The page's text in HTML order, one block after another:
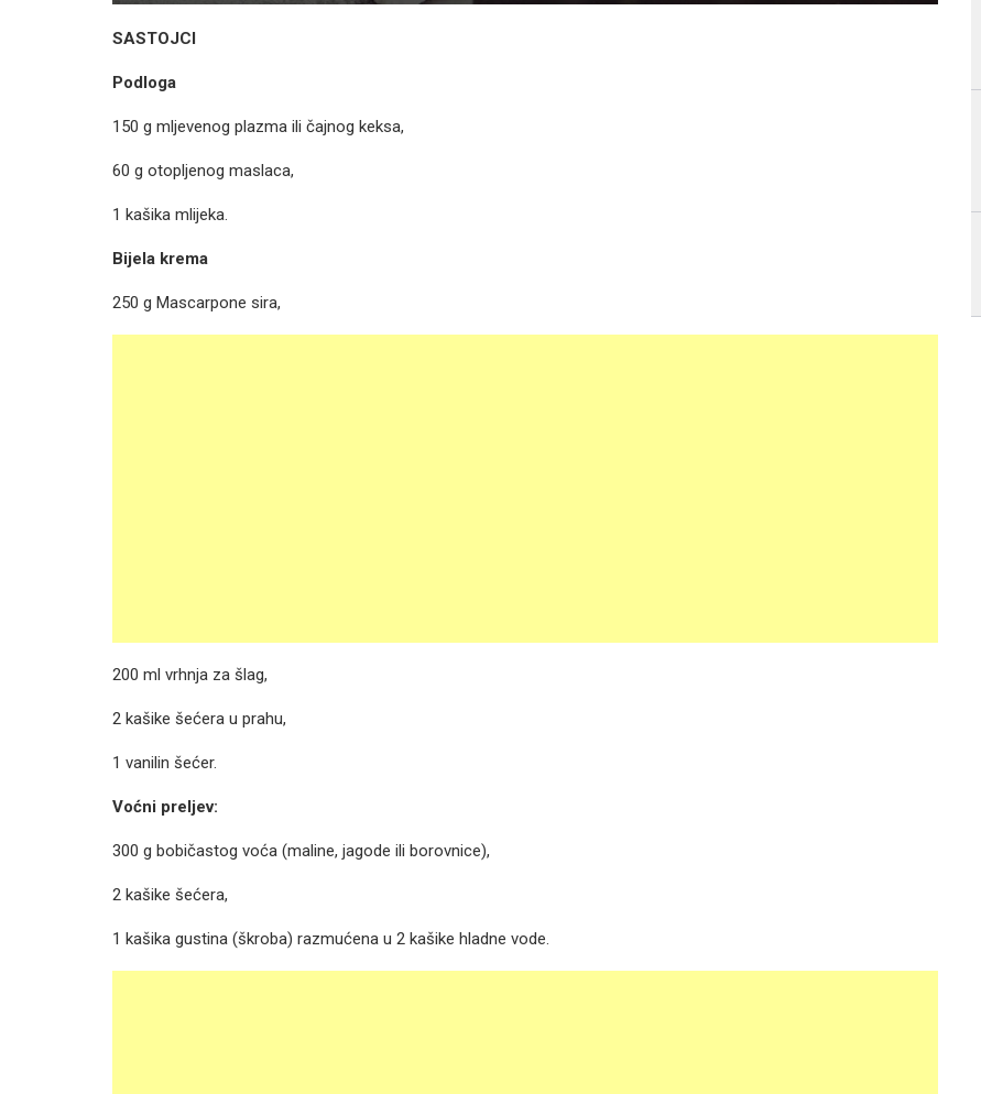
SASTOJCI
Podloga
150 g mljevenog plazma ili čajnog keksa,
60 g otopljenog maslaca,
1 kašika mlijeka.
Bijela krema
250 g Mascarpone sira,
200 ml vrhnja za šlag,
2 kašike šećera u prahu,
1 vanilin šećer.
Voćni preljev:
300 g bobičastog voća (maline, jagode ili borovnice),
2 kašike šećera,
1 kašika gustina (škroba) razmućena u 2 kašike hladne vode.